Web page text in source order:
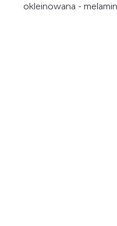
okleinowana -